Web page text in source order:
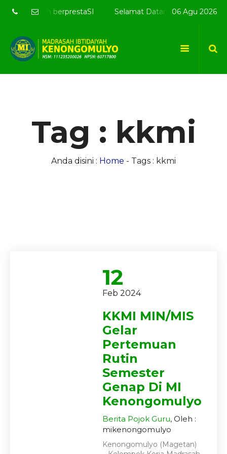
alQuran berprestaSI Selamat Datang di website
06 Agu 2026
Tag : kkmi
Anda disini : Home - Tags : kkmi
12
Feb 2024
KKMI MIN/MIS
Gelar
Pertemuan
Rutin
Semester
Genap Di MI
Kenongomulyo
Berita Pojok Guru, Oleh :
mikenongomulyo
Kenongomulyo (Magetan)